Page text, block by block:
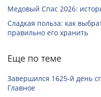
Медовый Спас 2026:
Сладкая польза: как
правильно его хранить
Еще по теме
Завершился 1625-й день
Главное